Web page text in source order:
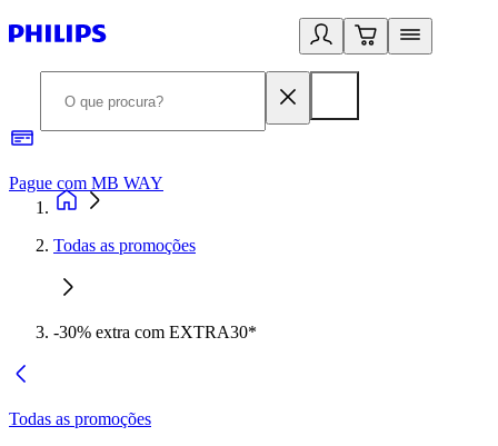
Pague com MB WAY
Todas as promoções
-30% extra com EXTRA30*
Todas as promoções